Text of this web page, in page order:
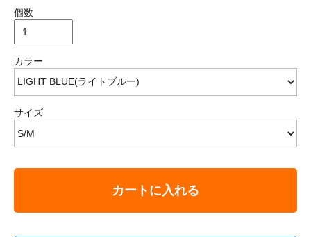
個数
カラー
サイズ
カートに入れる